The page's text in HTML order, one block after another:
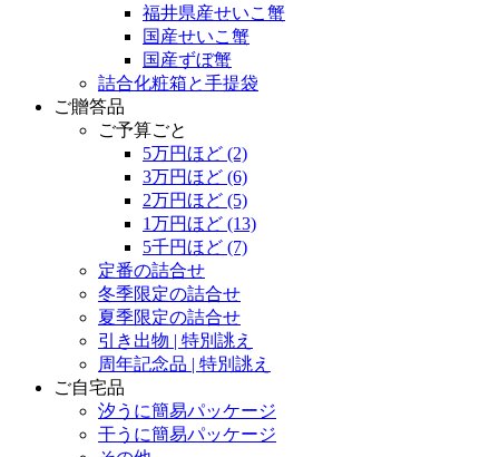
福井県産せいこ蟹
国産せいこ蟹
国産ずぼ蟹
詰合化粧箱と手提袋
ご贈答品
ご予算ごと
5万円ほど (2)
3万円ほど (6)
2万円ほど (5)
1万円ほど (13)
5千円ほど (7)
定番の詰合せ
冬季限定の詰合せ
夏季限定の詰合せ
引き出物 | 特別誂え
周年記念品 | 特別誂え
ご自宅品
汐うに簡易パッケージ
干うに簡易パッケージ